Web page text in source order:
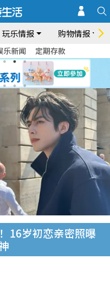
玩乐情报 购物情报
乐新闻 定期存款
16岁初恋亲密照曝